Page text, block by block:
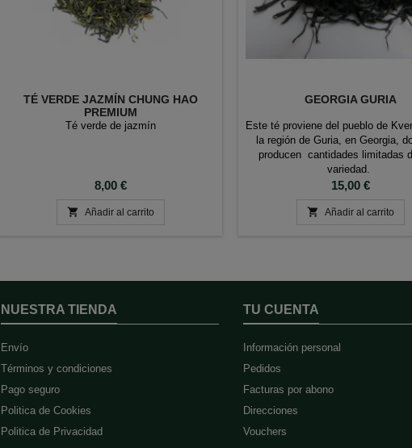
TÉ VERDE JAZMÍN CHUNG HAO
PREMIUM
Té verde de jazmín
Precio
8,00 €
 Añadir al carrito
GEORGIA GURIA
Este té proviene del pueblo de
la región de Guria, en Georgia,
producen cantidades limitadas
variedad.
Precio
15,00 €
 Añadir al carrito
NUESTRA TIENDA
Envío
Términos y condiciones
Pago seguro
Politica de Cookies
Politica de Privacidad
TU CUENTA
Información personal
Pedidos
Facturas por abono
Direcciones
Vouchers